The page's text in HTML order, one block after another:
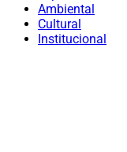
Ambiental
Cultural
Institucional